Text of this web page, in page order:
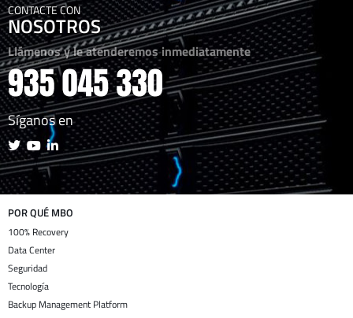
CONTACTE CON
NOSOTROS
Llámenos y le atenderemos inmediatamente
Síganos en
POR QUÉ MBO
100% Recovery
Data Center
Seguridad
Tecnología
Backup Management Platform